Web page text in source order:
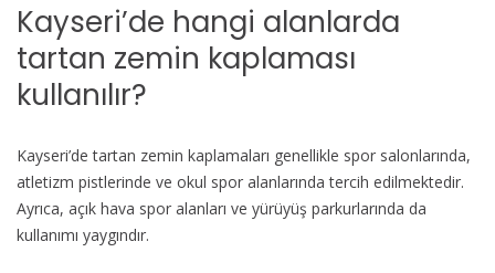
Kayseri’de hangi alanlarda
tartan zemin kaplaması
kullanılır?
Kayseri’de tartan zemin kaplamaları genellikle spor salonlarında,
atletizm pistlerinde ve okul spor alanlarında tercih edilmektedir.
Ayrıca, açık hava spor alanları ve yürüyüş parkurlarında da
kullanımı yaygındır.